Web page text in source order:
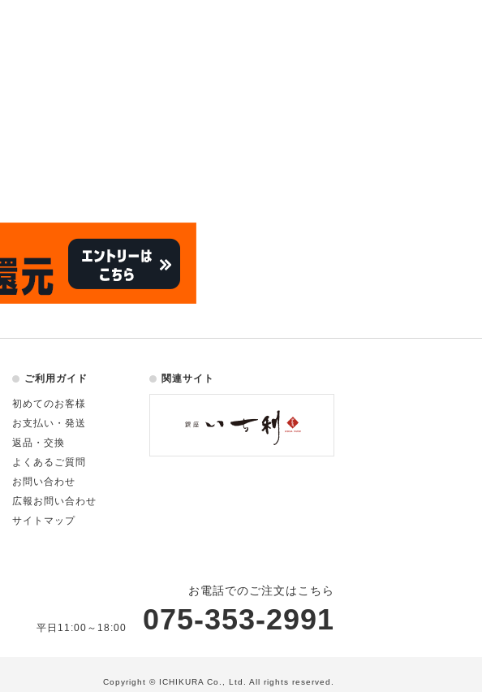
ご利用ガイド
初めてのお客様
お支払い・発送
返品・交換
よくあるご質問
お問い合わせ
広報お問い合わせ
サイトマップ
関連サイト
平日11:00～18:00
お電話でのご注文はこちら
075-353-2991
Copyright © ICHIKURA Co., Ltd. All rights reserved.